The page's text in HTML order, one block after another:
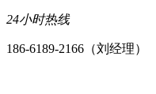
24小时热线
186-6189-2166（刘经理）